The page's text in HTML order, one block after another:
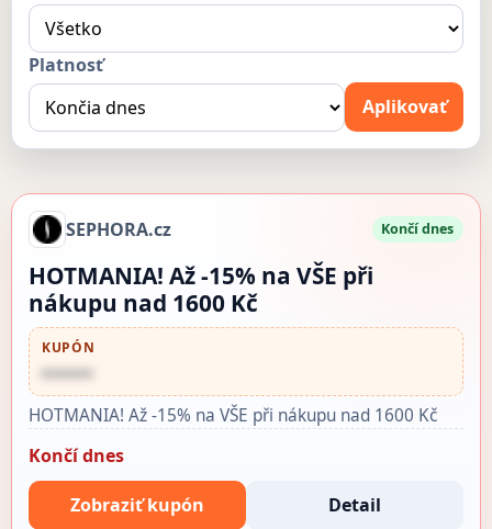
Platnosť
Aplikovať
SEPHORA.cz Končí dnes
HOTMANIA! Až -15% na VŠE při
nákupu nad 1600 Kč
KUPÓN
••••••
HOTMANIA! Až -15% na VŠE při nákupu nad 1600 Kč
Končí dnes
Zobraziť kupón Detail